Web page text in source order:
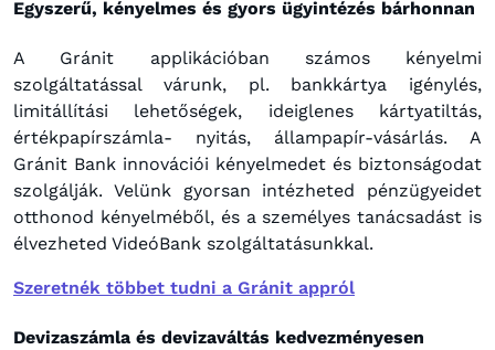
Egyszerű, kényelmes és gyors ügyintézés bárhonnan
A Gránit applikációban számos kényelmi
szolgáltatással várunk, pl. bankkártya igénylés,
limitállítási lehetőségek, ideiglenes kártyatiltás,
értékpapírszámla- nyitás, állampapír-vásárlás. A
Gránit Bank innovációi kényelmedet és biztonságodat
szolgálják. Velünk gyorsan intézheted pénzügyeidet
otthonod kényelméből, és a személyes tanácsadást is
élvezheted VideóBank szolgáltatásunkkal.
Szeretnék többet tudni a Gránit appról
Devizaszámla és devizaváltás kedvezményesen